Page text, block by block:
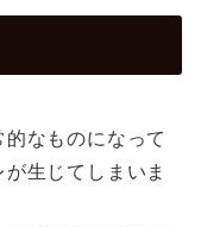
なものになって
生じてしまいま